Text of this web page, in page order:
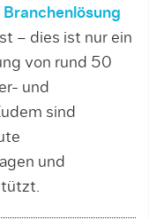
Branchenlösung
– dies ist nur ein
von rund 50
und
sind
und